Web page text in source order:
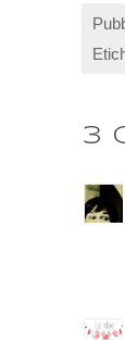
3